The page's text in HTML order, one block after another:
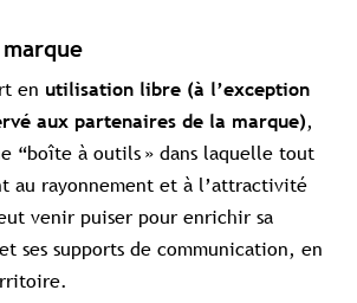
en utilisation libre (à l’exception
aux partenaires de la marque),
“boîte à outils » dans laquelle tout
au rayonnement et à l’attractivité
venir puiser pour enrichir sa
ses supports de communication, en